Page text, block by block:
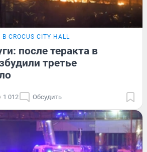
CROCUS CITY HALL
после теракта в
третье
1 012 Обсудить